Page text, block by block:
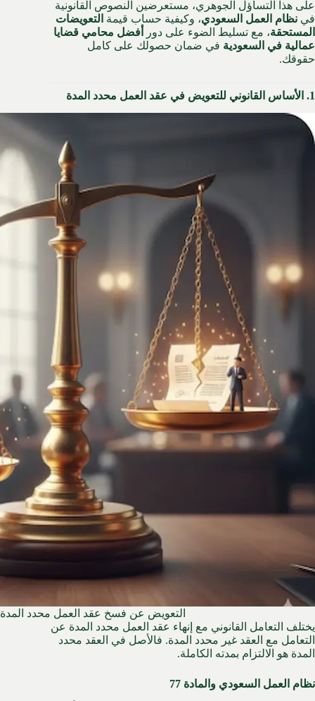
على هذا التساؤل الجوهري، مستعرضين النصوص القانونية
في نظام العمل السعودي، وكيفية حساب قيمة التعويضات
المستحقة، مع تسليط الضوء على دور
أفضل محامي قضايا
عمالية في السعودية في ضمان حصولك على كامل
حقوقك.
1. الأساس القانوني للتعويض في عقد العمل محدد المدة
التعويض عن فسخ عقد العمل محدد المدة
يختلف التعامل القانوني مع إنهاء عقد العمل محدد المدة عن
التعامل مع العقد غير محدد المدة. فالأصل في العقد محدد
المدة هو الالتزام بمدته الكاملة.
نظام العمل السعودي والمادة 77